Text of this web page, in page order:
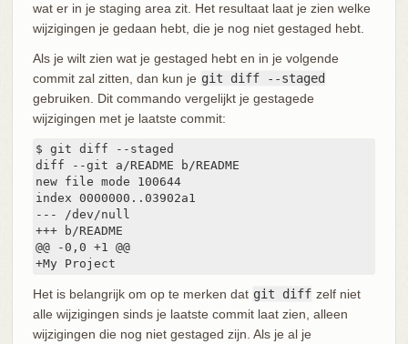
wat er in je staging area zit. Het resultaat laat je zien welke
wijzigingen je gedaan hebt, die je nog niet gestaged hebt.
Als je wilt zien wat je gestaged hebt en in je volgende
commit zal zitten, dan kun je git diff --staged
gebruiken. Dit commando vergelijkt je gestagede
wijzigingen met je laatste commit:
$ git diff --staged
diff --git a/README b/README
new file mode 100644
index 0000000..03902a1
--- /dev/null
+++ b/README
@@ -0,0 +1 @@
+My Project
Het is belangrijk om op te merken dat git diff zelf niet
alle wijzigingen sinds je laatste commit laat zien, alleen
wijzigingen die nog niet gestaged zijn. Als je al je